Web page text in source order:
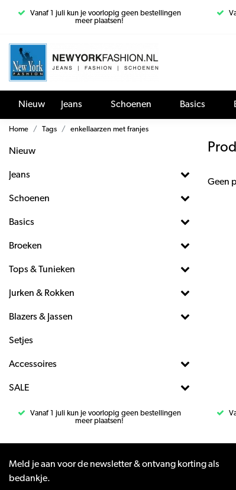
Vanaf 1 juli kun je voorlopig geen bestellingen
meer plaatsen!
Nieuw Jeans Schoenen Basics
Home Tags enkellaarzen met franjes
Nieuw
Jeans
Schoenen
Basics
Broeken
Tops & Tunieken
Jurken & Rokken
Blazers & Jassen
Setjes
Accessoires
SALE
Geen
Vanaf 1 juli kun je voorlopig geen bestellingen
meer plaatsen!
Meld je aan voor de newsletter & ontvang korting als
bedankje.